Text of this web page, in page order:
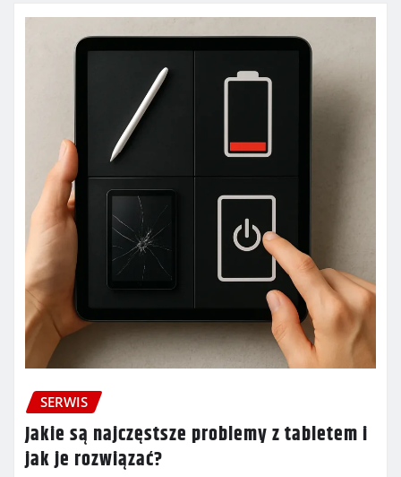
SERWIS
Jakie są najczęstsze problemy z tabletem i
jak je rozwiązać?